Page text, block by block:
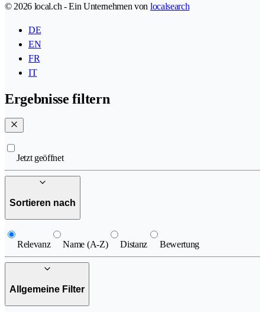
© 2026 local.ch - Ein Unternehmen von localsearch
DE
EN
FR
IT
Ergebnisse filtern
Jetzt geöffnet
Sortieren nach
Relevanz Name (A-Z) Distanz Bewertung
Allgemeine Filter